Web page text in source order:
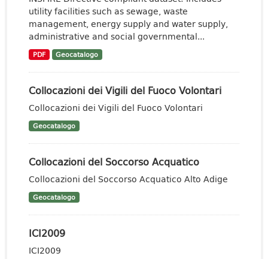
utility facilities such as sewage, waste
management, energy supply and water supply,
administrative and social governmental...
PDF Geocatalogo
Collocazioni dei Vigili del Fuoco Volontari
Collocazioni dei Vigili del Fuoco Volontari
Geocatalogo
Collocazioni del Soccorso Acquatico
Collocazioni del Soccorso Acquatico Alto Adige
Geocatalogo
ICI2009
ICI2009